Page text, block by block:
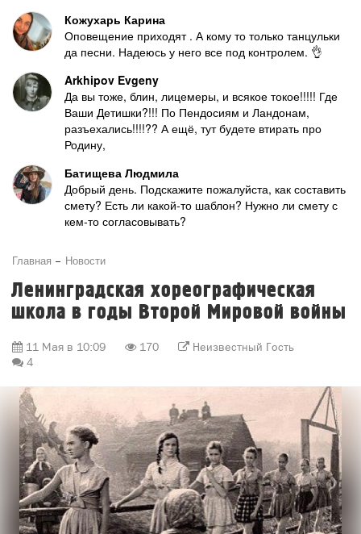
Кожухарь Карина
Оповещение приходят . А кому то только танцульки
да песни. Надеюсь у него все под контролем. 👌
Arkhipov Evgeny
Да вы тоже, блин, лицемеры, и всякое токое!!!!! Где
Ваши Детишки?!!! По Пендосиям и Ландонам,
разъехались!!!!?? А ещё, тут будете втирать про
Родину,
Батищева Людмила
Добрый день. Подскажите пожалуйста, как составить
смету? Есть ли какой-то шаблон? Нужно ли смету с
кем-то согласовывать?
Главная Новости
Ленинградская хореографическая
школа в годы Второй Мировой войны
11 Мая в 10:09 170
Неизвестный Гость
4